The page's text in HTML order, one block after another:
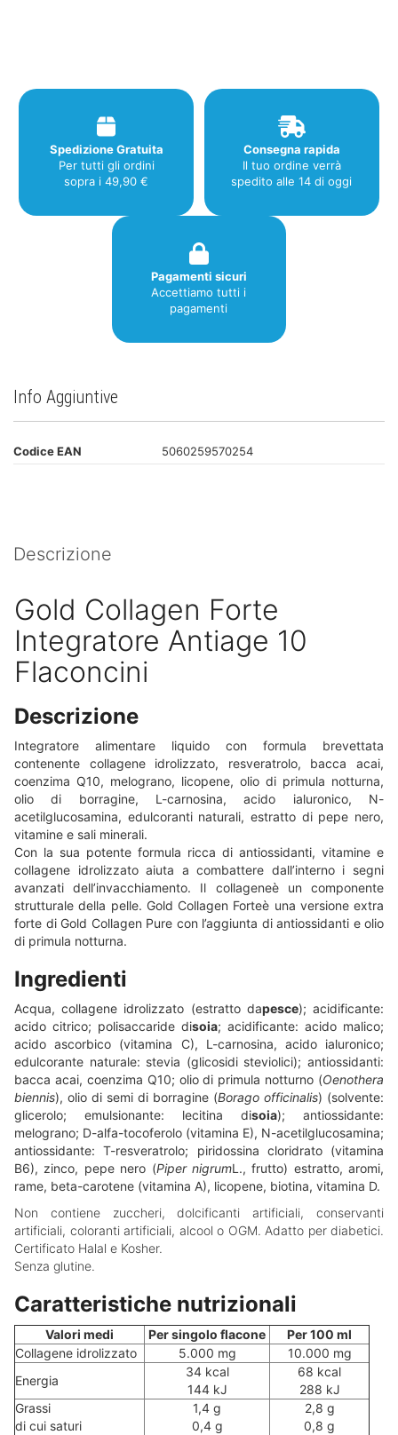
Spedizione Gratuita
Per tutti gli ordini
sopra i 49,90 €
Consegna rapida
Il tuo ordine verrà
spedito alle 14 di oggi
Pagamenti sicuri
Accettiamo tutti i
pagamenti
Info Aggiuntive
Codice EAN 5060259570254
Descrizione
Gold Collagen Forte
Integratore Antiage 10
Flaconcini
Descrizione
Integratore alimentare liquido con formula brevettata
contenente collagene idrolizzato, resveratrolo, bacca acai,
coenzima Q10, melograno, licopene, olio di primula notturna,
olio di borragine, L-carnosina, acido ialuronico, N-
acetilglucosamina, edulcoranti naturali, estratto di pepe nero,
vitamine e sali minerali.
Con la sua potente formula ricca di antiossidanti, vitamine e
collagene idrolizzato aiuta a combattere dall’interno i segni
avanzati dell’invacchiamento. Il collageneè un componente
strutturale della pelle. Gold Collagen Forteè una versione extra
forte di Gold Collagen Pure con l’aggiunta di antiossidanti e olio
di primula notturna.
Ingredienti
Acqua, collagene idrolizzato (estratto dapesce); acidificante:
acido citrico; polisaccaride disoia; acidificante: acido malico;
acido ascorbico (vitamina C), L-carnosina, acido ialuronico;
edulcorante naturale: stevia (glicosidi steviolici); antiossidanti:
bacca acai, coenzima Q10; olio di primula notturno (Oenothera
biennis), olio di semi di borragine (Borago officinalis) (solvente:
glicerolo; emulsionante: lecitina disoia); antiossidante:
melograno; D-alfa-tocoferolo (vitamina E), N-acetilglucosamina;
antiossidante: T-resveratrolo; piridossina cloridrato (vitamina
B6), zinco, pepe nero (Piper nigrumL., frutto) estratto, aromi,
rame, beta-carotene (vitamina A), licopene, biotina, vitamina D.
Non contiene zuccheri, dolcificanti artificiali, conservanti
artificiali, coloranti artificiali, alcool o OGM. Adatto per diabetici.
Certificato Halal e Kosher.
Senza glutine.
Caratteristiche nutrizionali
Valori medi Per singolo flacone
Per 100 ml
Collagene idrolizzato
5.000 mg
10.000 mg
Energia
34 kcal
144 kJ
68 kcal
288 kJ
Grassi
di cui saturi
1,4 g
0,4 g
2,8 g
0,8 g